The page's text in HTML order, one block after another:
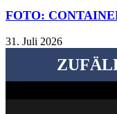
FOTO:
31. Juli 2026